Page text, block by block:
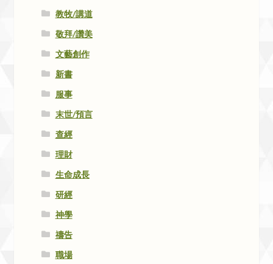
教牧/講道
敬拜/讚美
文藝創作
新書
服事
末世/預言
查經
理財
生命成長
研經
神學
禱告
職場